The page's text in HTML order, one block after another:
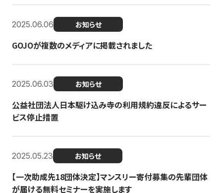
2025.06.06 お知らせ
GOJOが複数のメディアに掲載されました
2025.06.03 お知らせ
公益社団法人日本駆け込み寺の利用規約違反によるサー
ビス停止措置
2025.05.23 お知らせ
【一次助成先18団体決定】マンスリー寄付募集の先輩団体
が届ける無料セミナーを実施します